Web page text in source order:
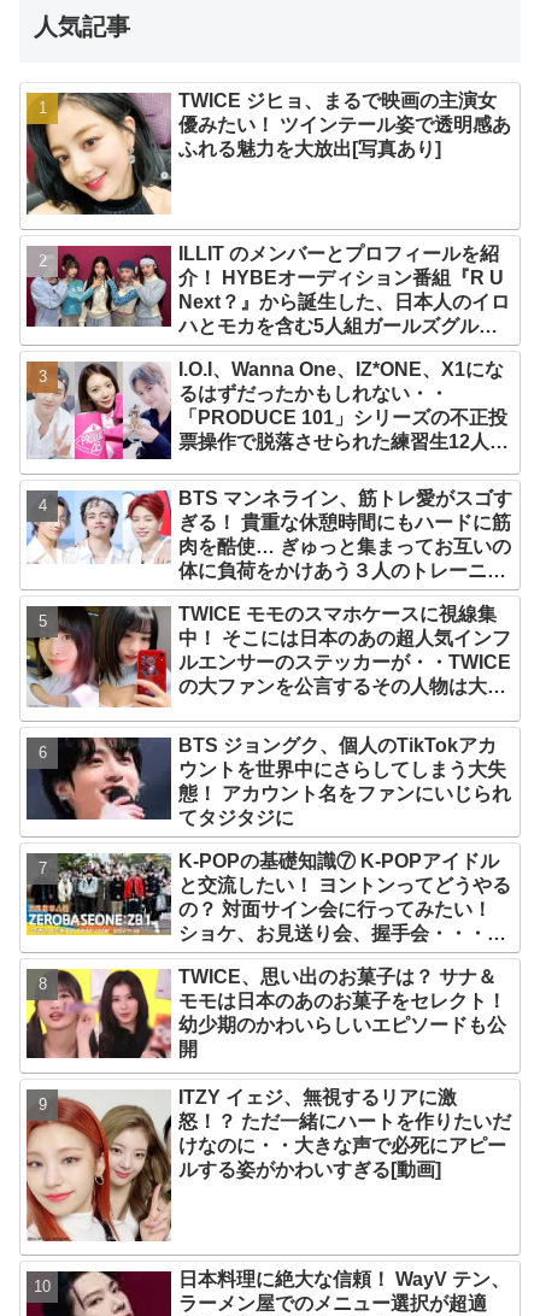
人気記事
TWICE ジヒョ、まるで映画の主演女
優みたい！ ツインテール姿で透明感あ
ふれる魅力を大放出[写真あり]
ILLIT のメンバーとプロフィールを紹
介！ HYBEオーディション番組『R U
Next？』から誕生した、日本人のイロ
ハとモカを含む5人組ガールズグルー
プ！ デビュー曲「Magnetic」がいき
なりの大ヒット
I.O.I、Wanna One、IZ*ONE、X1にな
るはずだったかもしれない・・
「PRODUCE 101」シリーズの不正投
票操作で脱落させられた練習生12人の
BTS マンネライン、筋トレ愛がスゴす
ぎる！ 貴重な休憩時間にもハードに筋
肉を酷使… ぎゅっと集まってお互いの
体に負荷をかけあう３人のトレーニン
グ風景がかわいすぎるとファンくぎづ
け
TWICE モモのスマホケースに視線集
中！ そこには日本のあの超人気インフ
ルエンサーのステッカーが・・TWICE
の大ファンを公言するその人物は大よ
と話題沸騰
BTS ジョングク、個人のTikTokアカ
ウントを世界中にさらしてしまう大失
態！ アカウント名をファンにいじられ
てタジタジに
K-POPの基礎知識⑦ K-POPアイドル
と交流したい！ ヨントンってどうやる
の？ 対面サイン会に行ってみたい！
ショケ、お見送り会、握手会・・・リ
リースイベントあれこれを紹介
TWICE、思い出のお菓子は？ サナ＆
モモは日本のあのお菓子をセレクト！
幼少期のかわいらしいエピソードも公
開
ITZY イェジ、無視するリアに激
怒！？ ただ一緒にハートを作りたいだ
けなのに・・大きな声で必死にアピー
ルする姿がかわいすぎる[動画]
日本料理に絶大な信頼！ WayV テン、
ラーメン屋でのメニュー選択が超適